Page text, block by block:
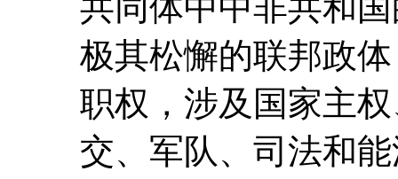
共同体中中非共和
极其松懈的联邦政
职权，涉及国家主
交、军队、司法和